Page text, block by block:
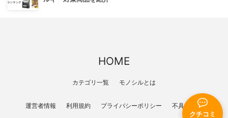
クチコミ
HOME
カテゴリ一覧 モノシルとは
運営者情報 利用規約 プライバシーポリシー 不具合報告